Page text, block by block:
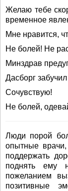
Желаю тебе
временное
Мне нравится,
Не болей! Не
Минздрав
Дасборг забучил
Сочувствую!
Не болей,
Люди порой
опытные
поддержать
поднять ему
пожеланием
позитивные